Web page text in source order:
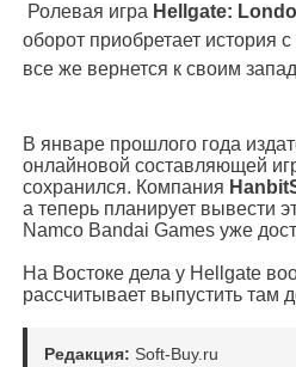
Ролевая игра Hellgate:
оборот приобретает история
все же вернется к своим
В январе прошлого года
онлайновой составляющей
сохранился. Компания
а теперь планирует вывести
Namco Bandai Games уже
На Востоке дела у Hellgate
рассчитывает выпустить там
Редакция: Soft-Buy.ru